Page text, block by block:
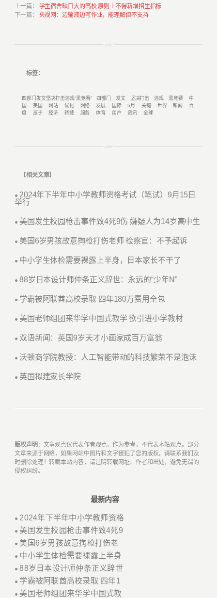
上一篇 ： 学生宿舍缺口大的高校 原则上不得新增招生指标
下一篇 ： 央视网：边输液边写作业，能理解但不支持
标签：
四部门发文坚决打击违规“黑竞赛” 四部门 发文 坚决打击 违规 黑竞赛
中
国
美国 网站 优化 网络 发展 国际 5月 关键 世界 新闻
百
度
孩子 经济 转载 服务 体育 用户 资讯 全球
【相关文章】
● 2024年下半年中小学教师资格考试（笔试）9月15日
举行
● 美国发生校园枪击事件致4死9伤 嫌疑人为14岁高中生
● 美国6岁男孩故意掏枪打伤老师 检察官：不予起诉
● 中小学生体检需要裸露上半身，日本家长不干了
● 88岁日本设计师仲条正义辞世：永远的“少年N”
● 学霸被阿联酋高校录取 四年180万费用全包
● 美国老师组团来华学中国式教学 欲引进小学教材
● 双语新闻：英国9岁天才小画家成百万富翁
● 沃顿商学院教授：人工智能带动的科技繁荣不是泡沫
● 英国拟建家长学院
版权声明 ：文章观点仅代表作者观点，作为参考，不代表本站观点。部分
文章来源于网络，如果网站中图片和文字侵犯了您的版权，请联系我们及
时删除处理！转载本站内容，请注明转载网址、作者和出处，避免无谓的
侵权纠纷。
最新内容
● 2024年下半年中小学教师资格
● 美国发生校园枪击事件致4死9
● 美国6岁男孩故意掏枪打伤老
● 中小学生体检需要裸露上半身
●88岁日本设计师仲条正义辞世
● 学霸被阿联酋高校录取 四年1
● 美国老师组团来华学中国式教